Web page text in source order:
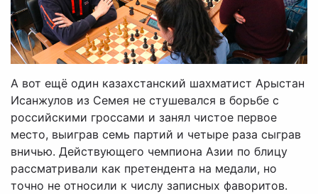
А вот ещё один казахстанский шахматист Арыстан
Исанжулов из Семея не стушевался в борьбе с
российскими гроссами и занял чистое первое
место, выиграв семь партий и четыре раза сыграв
вничью. Действующего чемпиона Азии по блицу
рассматривали как претендента на медали, но
точно не относили к числу записных фаворитов.